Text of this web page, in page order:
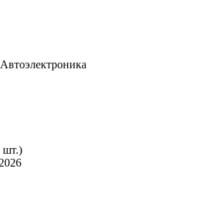
Автоэлектроника
шт.)